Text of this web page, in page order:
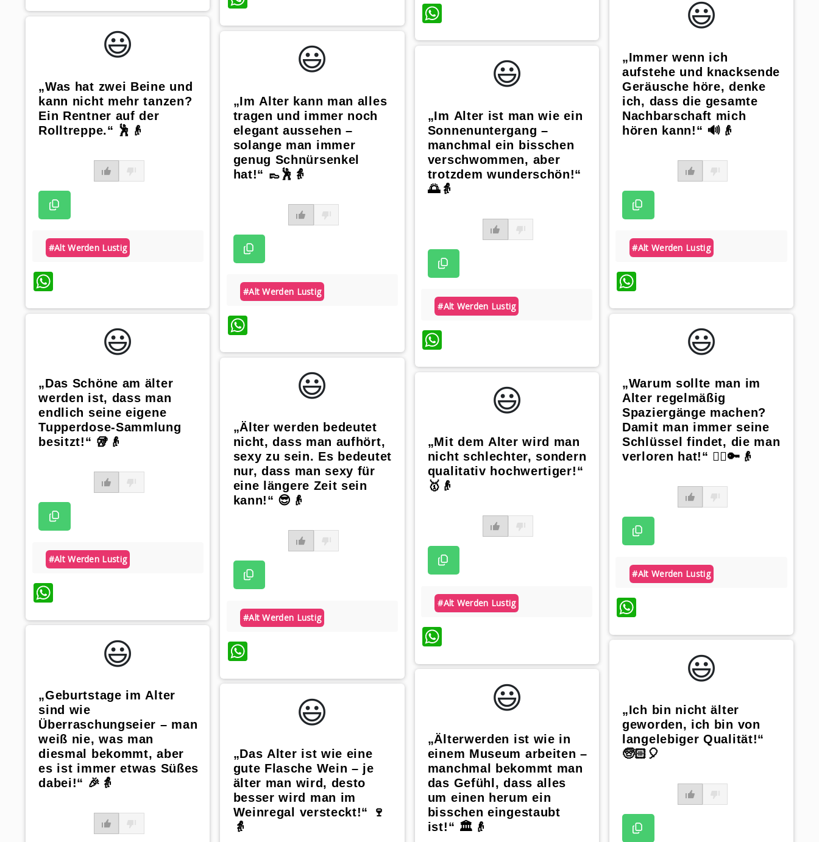
😃️
„Was hat zwei Beine und
kann nicht mehr tanzen?
Ein Rentner auf der
Rolltreppe.“ 🕺👴
#alt Werden Lustig
WhatsApp
😃️
„Das Schöne am älter
werden ist, dass man
endlich seine eigene
Tupperdose-Sammlung
besitzt!“ 🥡👴
#alt Werden Lustig
WhatsApp
😃️
„Geburtstage im Alter
sind wie
Überraschungseier – man
weiß nie, was man
diesmal bekommt, aber
es ist immer etwas Süßes
dabei!“ 🎉👵
😃️
„Im Alter kann man alles
tragen und immer noch
elegant aussehen –
solange man immer
genug Schnürsenkel
hat!“ 👞🕺👵
#alt Werden Lustig
WhatsApp
😃️
„Älter werden bedeutet
nicht, dass man aufhört,
sexy zu sein. Es bedeutet
nur, dass man sexy für
eine längere Zeit sein
kann!“ 😎👴
#alt Werden Lustig
WhatsApp
😃️
„Das Alter ist wie eine
gute Flasche Wein – je
älter man wird, desto
besser wird man im
Weinregal versteckt!“ 🍷
👵
😃️
„Im Alter ist man wie ein
Sonnenuntergang –
manchmal ein bisschen
verschwommen, aber
trotzdem wunderschön!“
🌅👵
#alt Werden Lustig
😃️
„Mit dem Alter wird man
nicht schlechter, sondern
qualitativ hochwertiger!“
🥇👴
#alt Werden Lustig
😃️
„Älterwerden ist wie in
einem Museum arbeiten –
manchmal bekommt man
das Gefühl, dass alles
um einen herum ein
bisschen eingestaubt
ist!“ 🏛️👴
😃️
„Immer wenn ich
aufstehe und knacksende
Geräusche höre, denke
ich, dass die gesamte
Nachbarschaft mich
hören kann!“ 🔊👴
#alt Werden Lustig
😃️
„Warum sollte man im
Alter regelmäßig
Spaziergänge machen?
Damit man immer seine
Schlüssel findet, die man
verloren hat!“ 🚶‍♂️🔑👴
#alt Werden Lustig
😃️
„Ich bin nicht älter
geworden, ich bin von
langelebiger Qualität!“
🧓🏻🎈